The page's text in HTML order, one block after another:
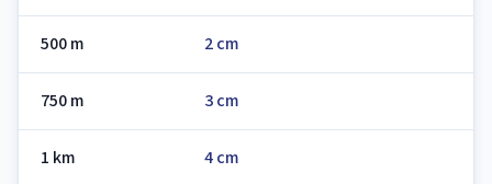
500 m 2 cm
750 m 3 cm
1 km 4 cm